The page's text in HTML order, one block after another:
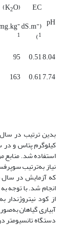
pH
EC
(dS.m
-
1
)
(K
2O)
-
1
8.04
0.51
95
7.74
0.61
163
استفاده شد. منابع
نیاز به‌ترتیب
که آزمایش در
انجام شد. با توجه
از کود نیتروژن­دار
آبیاری گیاهان